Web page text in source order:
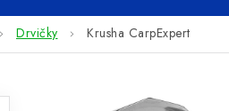
Drvičky Krusha CarpExpert